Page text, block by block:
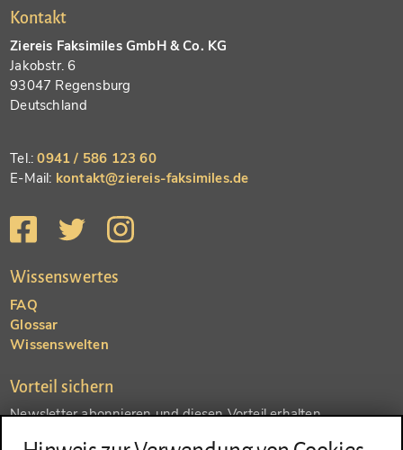
Kontakt
Ziereis Faksimiles GmbH & Co. KG
Jakobstr. 6
93047 Regensburg
Deutschland
Tel.:0941 / 586 123 60
E-Mail: kontakt@ziereis-faksimiles.de
Wissenswertes
FAQ
Glossar
Wissenswelten
Vorteil sichern
Newsletter abonnieren und diesen Vorteil erhalten